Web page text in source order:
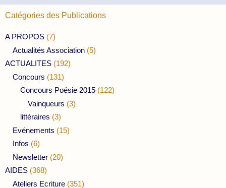
Catégories des Publications
A PROPOS (7)
Actualités Association (5)
ACTUALITES (192)
Concours (131)
Concours Poésie 2015 (122)
Vainqueurs (3)
littéraires (3)
Evénements (15)
Infos (6)
Newsletter (20)
AIDES (368)
Ateliers Ecriture (351)